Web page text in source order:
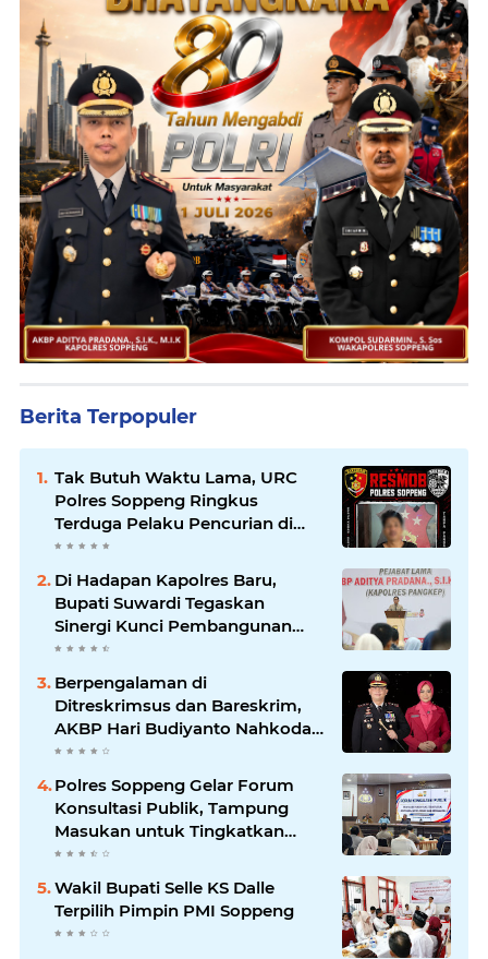
Berita Terpopuler
Tak Butuh Waktu Lama, URC
Polres Soppeng Ringkus
Terduga Pelaku Pencurian di
Liliriaja
Di Hadapan Kapolres Baru,
Bupati Suwardi Tegaskan
Sinergi Kunci Pembangunan
Soppeng
Berpengalaman di
Ditreskrimsus dan Bareskrim,
AKBP Hari Budiyanto Nahkodai
Polres Soppeng
Polres Soppeng Gelar Forum
Konsultasi Publik, Tampung
Masukan untuk Tingkatkan
Pelayanan
Wakil Bupati Selle KS Dalle
Terpilih Pimpin PMI Soppeng